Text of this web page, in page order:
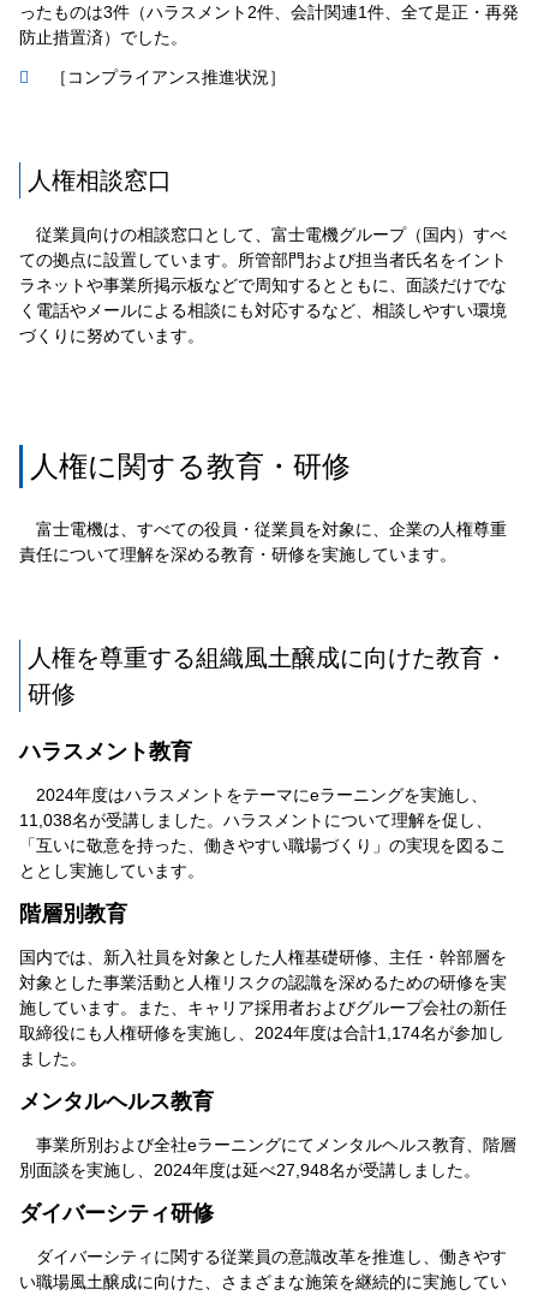
ったものは3件（ハラスメント2件、会計関連1件、全て是正・再発
防止措置済）でした。
［コンプライアンス推進状況］
人権相談窓口
従業員向けの相談窓口として、富士電機グループ（国内）すべ
ての拠点に設置しています。所管部門および担当者氏名をイント
ラネットや事業所掲示板などで周知するとともに、面談だけでな
く電話やメールによる相談にも対応するなど、相談しやすい環境
づくりに努めています。
人権に関する教育・研修
富士電機は、すべての役員・従業員を対象に、企業の人権尊重
責任について理解を深める教育・研修を実施しています。
人権を尊重する組織風土醸成に向けた教育・
研修
ハラスメント教育
2024年度はハラスメントをテーマにeラーニングを実施し、
11,038名が受講しました。ハラスメントについて理解を促し、
「互いに敬意を持った、働きやすい職場づくり」の実現を図るこ
ととし実施しています。
階層別教育
国内では、新入社員を対象とした人権基礎研修、主任・幹部層を
対象とした事業活動と人権リスクの認識を深めるための研修を実
施しています。また、キャリア採用者およびグループ会社の新任
取締役にも人権研修を実施し、2024年度は合計1,174名が参加し
ました。
メンタルヘルス教育
事業所別および全社eラーニングにてメンタルヘルス教育、階層
別面談を実施し、2024年度は延べ27,948名が受講しました。
ダイバーシティ研修
ダイバーシティに関する従業員の意識改革を推進し、働きやす
い職場風土醸成に向けた、さまざまな施策を継続的に実施してい